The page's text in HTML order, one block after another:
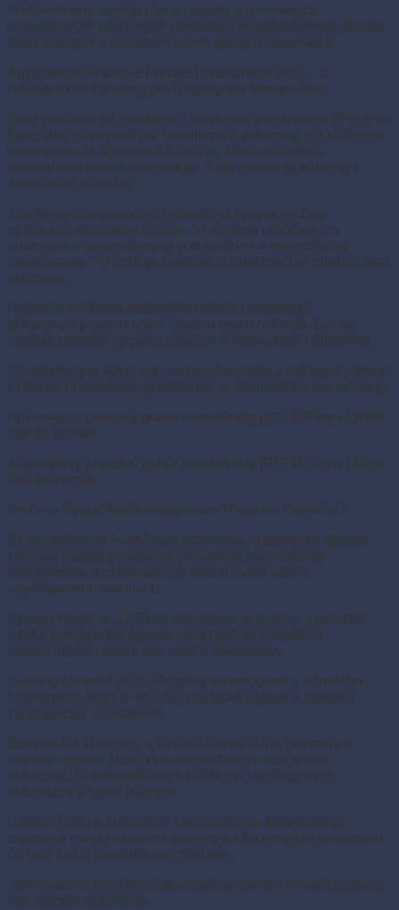
Náš sortiment zahŕňa rôzne objemy a prevedenia
automatových plastových pohárikov, prispôsobených širokej
škále nápojov a potrebám vendingových automatov:
Automatové Plastové Poháre Hnedo/biele (PS) – S
Antistatickou Úpravou pre Bezchybnú Manipuláciu:
Tieto poháriky sú vyrobené z odolného polystyrénu (PS) a sú
špeciálne navrhnuté pre vendingové automaty. Ich kľúčovou
vlastnosťou je antistatická úprava, ktorá zabraňuje
hromadeniu statického náboja. Táto úprava je dôležitá z
niekoľkých dôvodov:
Zlepšenie manipulácie: Antistatická úprava znižuje
priľnavosť pohárikov k sebe, čo výrazne uľahčuje ich
oddelenie v automatových podávačoch a minimalizuje
zasekávanie. To znižuje prestoje a zabezpečuje hladký chod
automatu.
Hygiena: Zníženie statického náboja obmedzuje
priťahovanie prachových častíc a iných nečistôt, čím sa
zvyšuje celková hygiena nápojov a spokojnosť užívateľov.
Sú ideálne pre kávu, čaj, horúcu čokoládu a iné teplé nápoje.
Klasické hnedo/biele prevedenie je štandardom pre vending.
Automatový plastový pohár hnedo/biely (PS) Ø70mm 150ml,
100 ks Wimex
Automatový plastový pohár hnedo/biely (PS) Ø70mm 180ml,
100 ks Wimex
Prečo si Vybrať Naše Automatové Plastové Poháriky?
Bezproblémová Funkčnosť Automatu: Antistatická úprava
zaisťuje hladké podávanie pohárikov, minimalizuje
zasekávanie a maximalizuje spoľahlivosť vášho
vendingového automatu.
Vysoká Hygiena: Znížené priťahovanie prachu a nečistôt
vďaka antistatickej úprave zabezpečuje čistejšie a
bezpečnejšie nápoje pre vašich zákazníkov.
Kvalitný Materiál (PS): Poháriky sú vyrobené z odolného
polystyrénu, ktorý je vhodný pre teplé nápoje a zároveň
zabezpečuje ich stabilitu.
Štandardné Rozmery a Dizajn: Univerzálne priemery a
objemy, spolu s klasickým hnedo/bielym vzhľadom,
zabezpečujú kompatibilitu s väčšinou vendingových
automatov a typov nápojov.
Úspora Času a Nákladov: Minimalizácia zasekávania
znamená menej zásahov obsluhy a efektívnejšiu prevádzku,
čo šetrí čas a prevádzkové náklady.
Jednorazové Použitie: Zabezpečuje vysokú úroveň hygieny
bez potreby umývania.